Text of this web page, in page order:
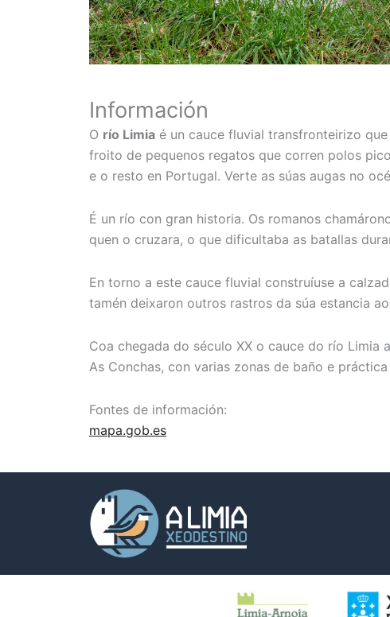
Información
O río Limia é un cauce fluvial transfronteirizo que
froito de pequenos regatos que corren polos
e o resto en Portugal. Verte as súas augas no
É un río con gran historia. Os romanos
quen o cruzara, o que dificultaba as batallas
En torno a este cauce fluvial construíuse a
tamén deixaron outros rastros da súa estancia
Coa chegada do século XX o cauce do río
As Conchas, con varias zonas de baño e
Fontes de información:
mapa.gob.es